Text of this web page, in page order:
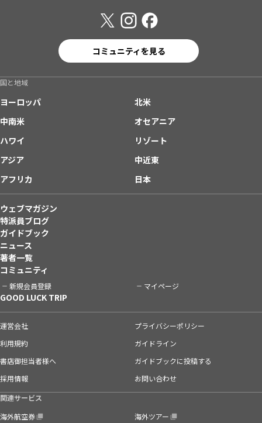
コミュニティを見る
国と地域
ヨーロッパ
北米
中南米
オセアニア
ハワイ
リゾート
アジア
中近東
アフリカ
日本
ウェブマガジン
特派員ブログ
ガイドブック
ニュース
著者一覧
コミュニティ
新規会員登録 マイページ
GOOD LUCK TRIP
運営会社
プライバシーポリシー
利用規約
ガイドライン
書店御担当者様へ
ガイドブックに投稿する
採用情報
お問い合わせ
関連サービス
海外航空券
海外ツアー